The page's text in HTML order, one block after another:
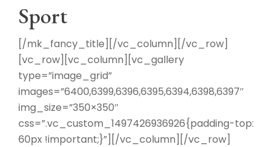
Sport
[/mk_fancy_title][/vc_column][/vc_row]
[vc_row][vc_column][vc_gallery
type=”image_grid”
images=”6400,6399,6396,6395,6394,6398,6397″
img_size=”350×350″
css=”.vc_custom_1497426936926{padding-top:
60px !important;}”][/vc_column][/vc_row]